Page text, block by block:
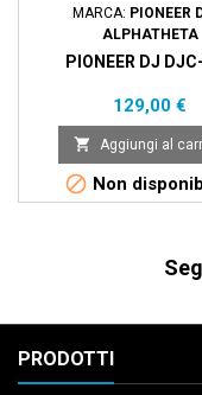
MARCA: PIONEER
ALPHATHETA
PIONEER DJ
Prezzo
129,00 €
 Aggiungi al
 Non
PRODOTTI